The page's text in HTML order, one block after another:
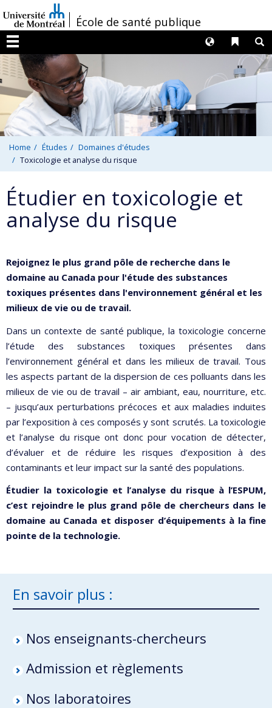
au
contenu
/École de santé publique
Menu
Liens
Langues
Home Études
Domaines d'études
Toxicologie et analyse du risque
Étudier en toxicologie et
analyse du risque
Rejoignez le plus grand pôle de recherche dans le
domaine au Canada pour l'étude des substances
toxiques présentes dans l'environnement général et les
milieux de vie ou de travail.
Dans un contexte de santé publique, la toxicologie concerne
l’étude des substances toxiques présentes dans
l’environnement général et dans les milieux de travail. Tous
les aspects partant de la dispersion de ces polluants dans les
milieux de vie ou de travail – air ambiant, eau, nourriture, etc.
– jusqu’aux perturbations précoces et aux maladies induites
par l’exposition à ces composés y sont scrutés. La toxicologie
et l’analyse du risque ont donc pour vocation de détecter,
d’évaluer et de réduire les risques d’exposition à des
contaminants et leur impact sur la santé des populations.
Étudier la toxicologie et l’analyse du risque à l’ESPUM,
c’est rejoindre le plus grand pôle de chercheurs dans le
domaine au Canada et disposer d’équipements à la fine
pointe de la technologie.
En savoir plus :
Nos enseignants-chercheurs
Admission et règlements
Nos laboratoires